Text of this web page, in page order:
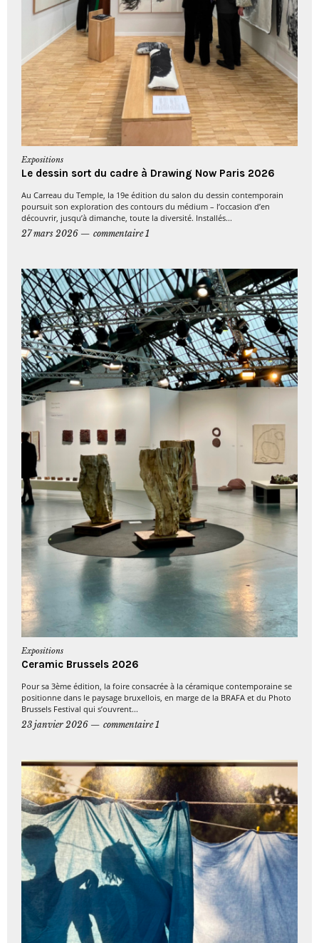
Expositions
Le dessin sort du cadre à Drawing Now Paris 2026
Au Carreau du Temple, la 19e édition du salon du dessin contemporain
poursuit son exploration des contours du médium – l’occasion d’en
découvrir, jusqu’à dimanche, toute la diversité. Installés...
27 mars 2026
commentaire 1
Expositions
Ceramic Brussels 2026
Pour sa 3ème édition, la foire consacrée à la céramique contemporaine se
positionne dans le paysage bruxellois, en marge de la BRAFA et du Photo
Brussels Festival qui s’ouvrent...
23 janvier 2026
commentaire 1